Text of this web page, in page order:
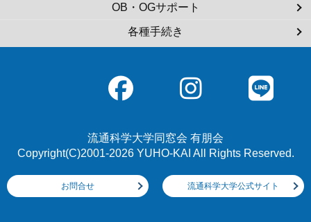
OB・OGサポート
各種手続き
流通科学大学同窓会 有朋会
Copyright(C)2001-2026 YUHO-KAI All Rights Reserved.
お問合せ 流通科学大学公式サイト